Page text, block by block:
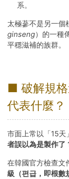
系。
太極蔘不是另一個
ginseng）的一種
平穩滋補的族群。
■ 破解規
代表什麼？
市面上常以「15天
者誤以為是製作了
在韓國官方檢查文
級（편급，即根數